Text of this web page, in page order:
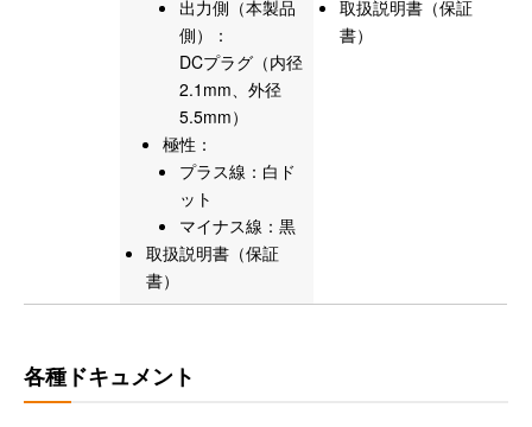
出力側（本製品
側）：
DCプラグ（内径
2.1mm、外径
5.5mm）
極性：
プラス線：白ド
ット
マイナス線：黒
取扱説明書（保証
書）
取扱説明書（保証
書）
各種ドキュメント